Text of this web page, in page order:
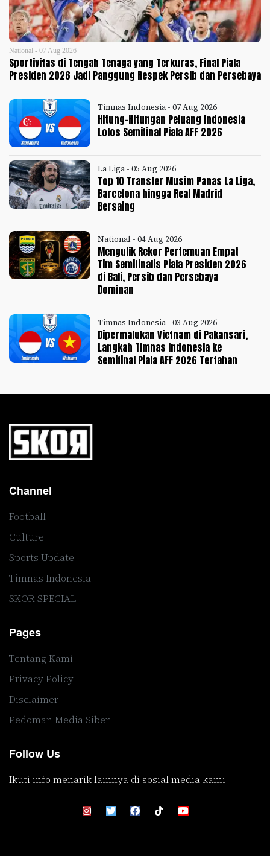
National - 07 Aug 2026
Sportivitas di Tengah Tenaga yang Terkuras, Final Piala
Presiden 2026 Jadi Panggung Respek Persib dan Persebaya
Timnas Indonesia - 07 Aug 2026
Hitung-Hitungan Peluang Indonesia
Lolos Semifinal Piala AFF 2026
La Liga - 05 Aug 2026
Top 10 Transfer Musim Panas La Liga,
Barcelona hingga Real Madrid
Bersaing
National - 04 Aug 2026
Mengulik Rekor Pertemuan Empat
Tim Semifinalis Piala Presiden 2026
di Bali, Persib dan Persebaya
Dominan
Timnas Indonesia - 03 Aug 2026
Dipermalukan Vietnam di Pakansari,
Langkah Timnas Indonesia ke
Semifinal Piala AFF 2026 Tertahan
Channel
Football
Culture
Sports Update
Timnas Indonesia
SKOR SPECIAL
Pages
Tentang Kami
Privacy Policy
Disclaimer
Pedoman Media Siber
Follow Us
Ikuti info menarik lainnya di sosial media kami